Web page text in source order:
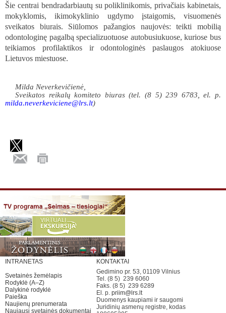
Šie centrai bendradarbiautų su poliklinikomis, privačiais kabinetais,
mokyklomis, ikimokyklinio ugdymo įstaigomis, visuomenės
sveikatos biurais. Siūlomos pažangios naujovės: teikti mobilią
odontologinę pagalbą specializuotuose autobusiukuose, kuriose bus
teikiamos profilaktikos ir odontologinės paslaugos atokiuose
Lietuvos miestuose.
Milda Neverkevičienė,
Sveikatos reikalų komiteto biuras (tel. (8 5) 239 6783, el. p.
milda.neverkeviciene@lrs.lt)
INTRANETAS
Svetainės žemėlapis
Rodyklė (A–Z)
Dalykinė rodyklė
Paieška
Naujienų prenumerata
Naujausi svetainės dokumentai
KONTAKTAI
Gedimino pr. 53, 01109 Vilnius
Tel. (8 5) 239 6060
Faks. (8 5) 239 6289
El. p. priim@lrs.lt
Duomenys kaupiami ir saugomi
Juridinių asmenų registre, kodas